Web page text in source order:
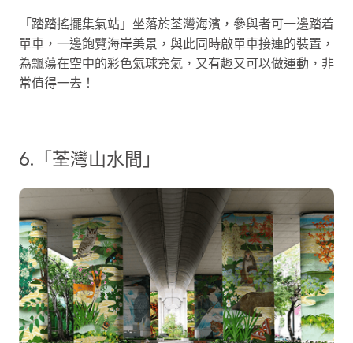
「踏踏搖擺集氣站」坐落於荃灣海濱，參與者可一邊踏着
單車，一邊飽覽海岸美景，與此同時啟單車接連的裝置，
為飄蕩在空中的彩色氣球充氣，又有趣又可以做運動，非
常值得一去！
6.「荃灣山水間」